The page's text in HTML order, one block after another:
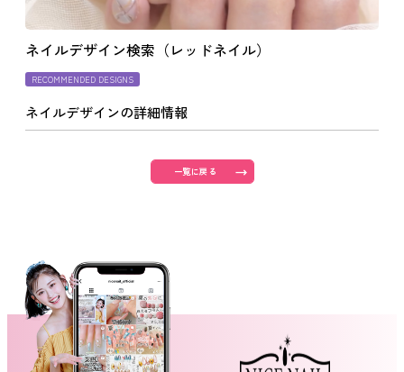
よくあるご質問
取り扱いカラー
消費者志向自主宣言
新着情報
ネイルデザイン検索（レッドネイル）
RECOMMENDED DESIGNS
ネイルデザインの詳細情報
一覧に戻る